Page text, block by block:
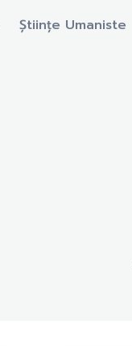
Științe Umaniste